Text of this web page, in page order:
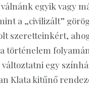
egyik vagy
a „civilizált”
szeretteinkért,
történelem
egy
Klata kitűnő